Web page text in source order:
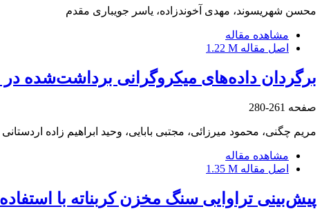
محسن شهریسوند، مهدی آخوندزاده، یاسر جویباری مقدم
مشاهده مقاله
اصل مقاله 1.22 M
برگردان داده‌های میکروگرانی برداشت‌شده
صفحه 261-280
مریم چگنی، محمود میرزائی، مجتبی بابایی، وحید ابراهیم زاده اردستانی
مشاهده مقاله
اصل مقاله 1.35 M
پیش‌بینی تراوایی سنگ مخزن کربناته با